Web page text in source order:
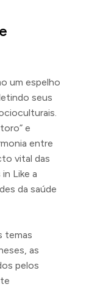
um espelho
seus
e
entre
vital das
Like a
da saúde
temas
as
pelos